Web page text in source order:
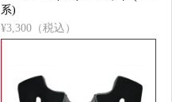
系)
¥3,300（税込）